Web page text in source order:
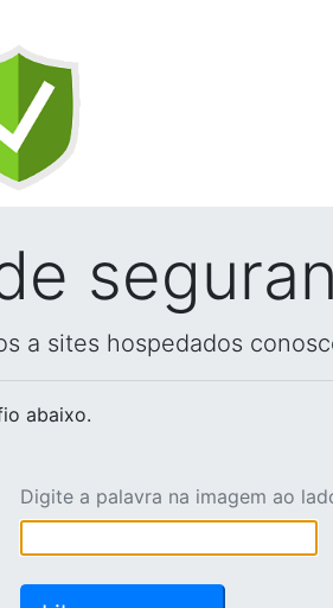
a sites hospedados
abaixo.
Digite a palavra na imagem ao